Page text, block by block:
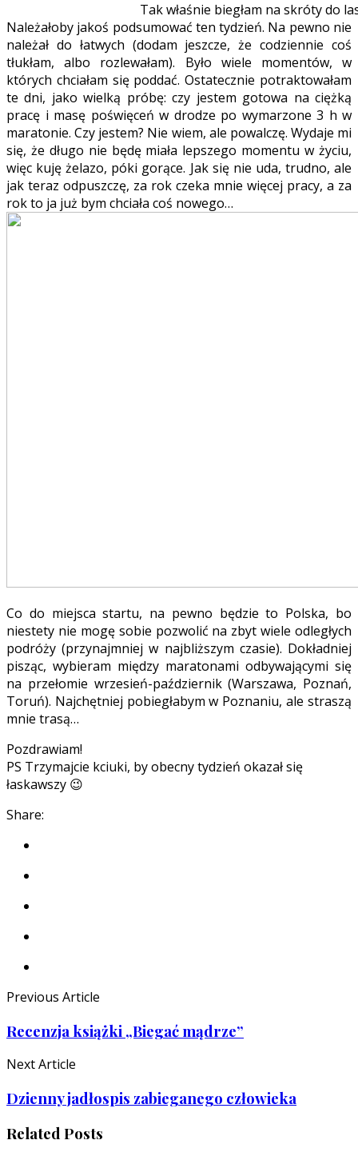
Tak właśnie biegłam na skróty do
Należałoby jakoś podsumować ten tydzień. Na pewno nie
należał do łatwych (dodam jeszcze, że codziennie coś
tłukłam, albo rozlewałam). Było wiele momentów, w
których chciałam się poddać. Ostatecznie potraktowałam
te dni, jako wielką próbę: czy jestem gotowa na ciężką
pracę i masę poświęceń w drodze po wymarzone 3 h w
maratonie. Czy jestem? Nie wiem, ale powalczę. Wydaje mi
się, że długo nie będę miała lepszego momentu w życiu,
więc kuję żelazo, póki gorące. Jak się nie uda, trudno, ale
jak teraz odpuszczę, za rok czeka mnie więcej pracy, a za
rok to ja już bym chciała coś nowego…
Co do miejsca startu, na pewno będzie to Polska, bo
niestety nie mogę sobie pozwolić na zbyt wiele odległych
podróży (przynajmniej w najbliższym czasie). Dokładniej
pisząc, wybieram między maratonami odbywającymi się
na przełomie wrzesień-październik (Warszawa, Poznań,
Toruń). Najchętniej pobiegłabym w Poznaniu, ale straszą
mnie trasą…
Pozdrawiam!
PS Trzymajcie kciuki, by obecny tydzień okazał się
łaskawszy 😉
Share:
Previous Article
Recenzja książki „Biegać mądrze”
Next Article
Dzienny jadłospis zabieganego człowieka
Related Posts